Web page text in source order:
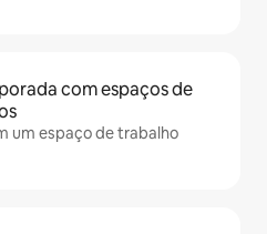
com espaços de
um espaço de trabalho